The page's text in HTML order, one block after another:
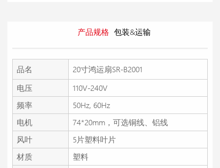
产品规格 包装&运输
品名
20寸鸿运扇SR-B2001
电压
110V-240V
频率
50Hz, 60Hz
电机
74*20mm，可选铜线、铝线
风叶
5片塑料叶片
材质
塑料